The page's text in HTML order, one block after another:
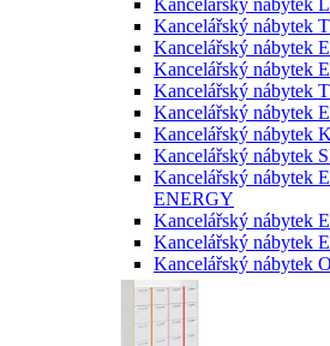
Kancelářský nábytek
Kancelářský nábytek
Kancelářský nábytek
Kancelářský nábytek
Kancelářský nábytek
Kancelářský nábytek
Kancelářský nábytek
Kancelářský nábytek
Kancelářský nábytek
ENERGY
Kancelářský nábytek
Kancelářský nábytek
Kancelářský nábytek